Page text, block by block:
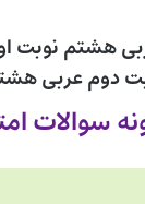
هشتم نوبت
دوم عربی
سوالات